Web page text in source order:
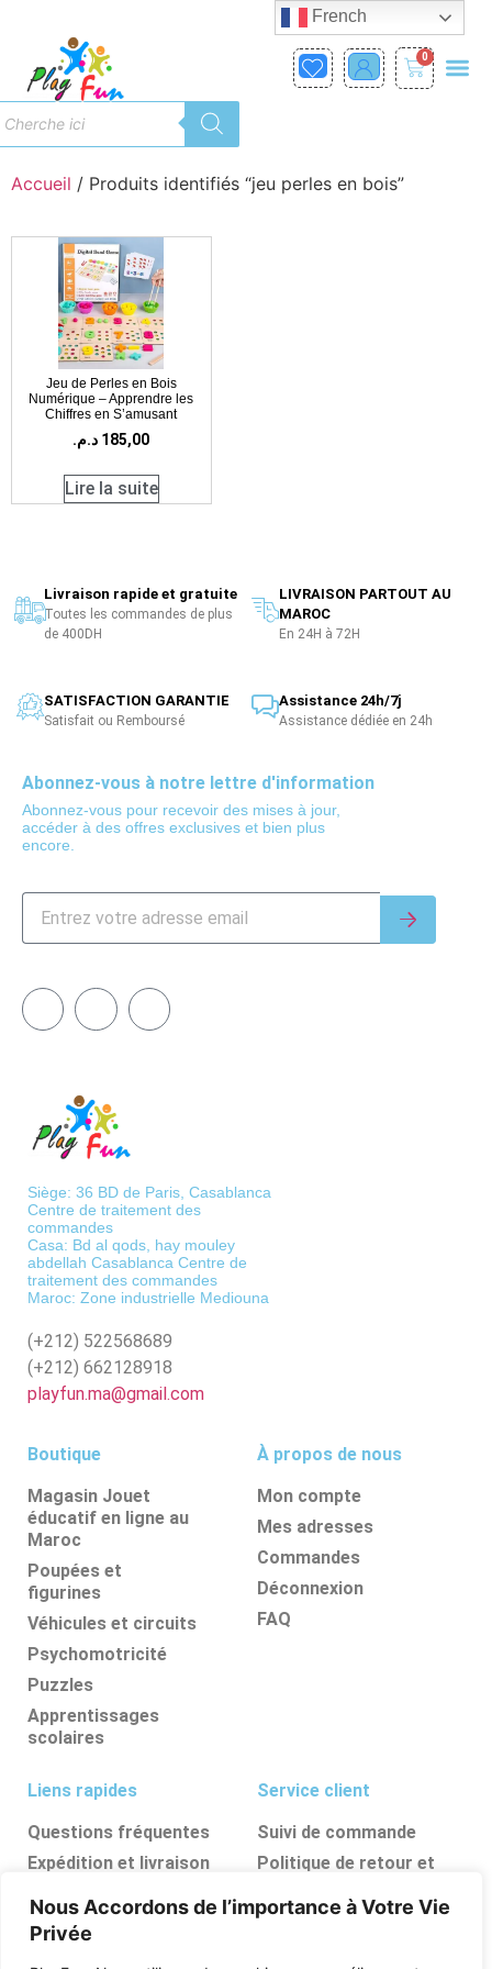
Nous Accordons de l’importance à Votre Vie
Privée
0
Accueil / Produits identifiés “jeu perles en bois”
Jeu de Perles en Bois
Numérique – Apprendre les
Chiffres en S’amusant
185,00 د.م.
Lire la suite
Livraison rapide et gratuite
Toutes les commandes de plus
de 400DH
LIVRAISON PARTOUT AU
MAROC
En 24H à 72H
SATISFACTION GARANTIE
Satisfait ou Remboursé
Assistance 24h/7j
Assistance dédiée en 24h
Abonnez-vous à notre lettre d'information
Abonnez-vous pour recevoir des mises à jour,
accéder à des offres exclusives et bien plus
encore.
Siège: 36 BD de Paris, Casablanca
Centre de traitement des
commandes
Casa: Bd al qods, hay mouley
abdellah Casablanca Centre de
traitement des commandes
Maroc: Zone industrielle Mediouna
(+212) 522568689
(+212) 662128918
playfun.ma@gmail.com
Boutique
Magasin Jouet
éducatif en ligne au
Maroc
Poupées et
figurines
Véhicules et circuits
Psychomotricité
Puzzles
Apprentissages
scolaires
À propos de nous
Mon compte
Mes adresses
Commandes
Déconnexion
FAQ
Liens rapides
Questions fréquentes
Expédition et livraison
remboursements
Ressources, conseils et
Service client
Suivi de commande
Politique de retour et
FAQ
French